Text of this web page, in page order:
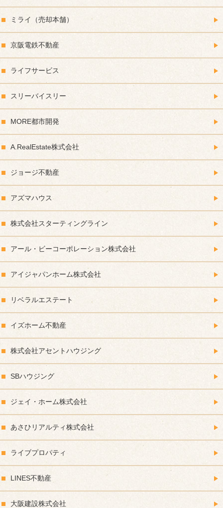
ミライ（売却本舗）
京阪電鉄不動産
ライフサービス
スリーバイスリー
MORE都市開発
A.RealEstate株式会社
ジョージ不動産
アズマハウス
株式会社スターティングライン
アール・ビーコーポレーション株式会社
アイジャパンホーム株式会社
リベラルエステート
イズホーム不動産
株式会社アセントハウジング
SBハウジング
ジェイ・ホーム株式会社
あさひリアルティ株式会社
ライブプロパティ
LINES不動産
大阪建設株式会社